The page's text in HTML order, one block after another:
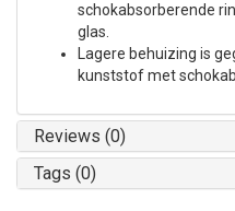
schokabsorberende
glas.
Lagere behuizing is
kunststof met
Reviews (0)
Tags (0)